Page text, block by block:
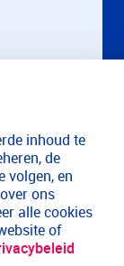
inhoud te
de
volgen, en
ons
alle cookies
of